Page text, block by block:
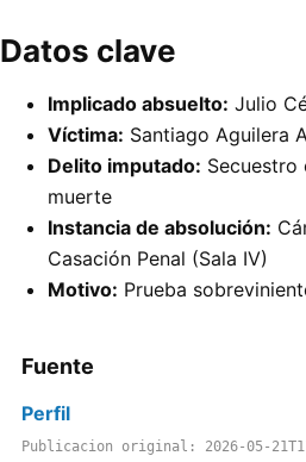
Datos clave
Implicado absuelto: Julio
Víctima: Santiago Aguilera
Delito imputado:
muerte
Instancia de absolución:
Casación Penal (Sala IV)
Motivo: Prueba
Fuente
Perfil
Publicacion original: 2026-05-